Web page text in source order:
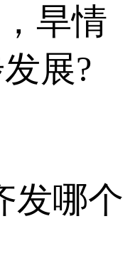
旱情
展?
发哪个